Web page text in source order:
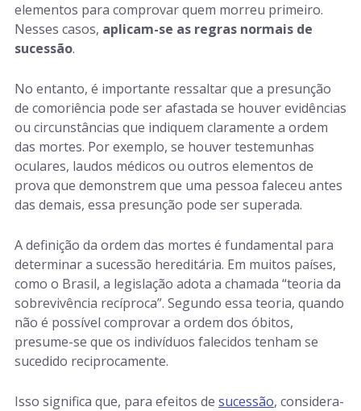
elementos para comprovar quem morreu primeiro.
Nesses casos, aplicam-se as regras normais de
sucessão.
No entanto, é importante ressaltar que a presunção
de comoriência pode ser afastada se houver evidências
ou circunstâncias que indiquem claramente a ordem
das mortes. Por exemplo, se houver testemunhas
oculares, laudos médicos ou outros elementos de
prova que demonstrem que uma pessoa faleceu antes
das demais, essa presunção pode ser superada.
A definição da ordem das mortes é fundamental para
determinar a sucessão hereditária. Em muitos países,
como o Brasil, a legislação adota a chamada “teoria da
sobrevivência recíproca”. Segundo essa teoria, quando
não é possível comprovar a ordem dos óbitos,
presume-se que os indivíduos falecidos tenham se
sucedido reciprocamente.
Isso significa que, para efeitos de sucessão, considera-